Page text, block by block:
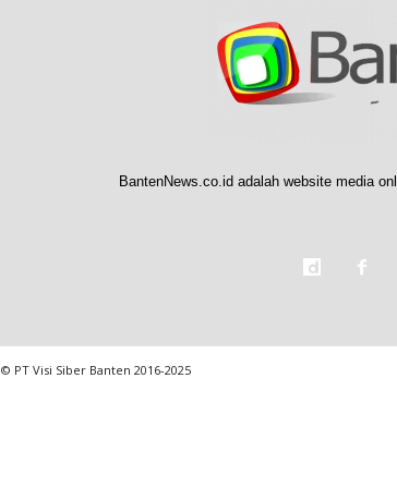
BantenNews.co.id adalah website media
© PT Visi Siber Banten 2016-2025